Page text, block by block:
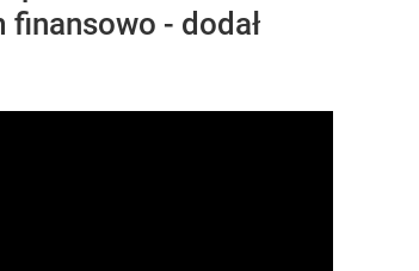
- dodał